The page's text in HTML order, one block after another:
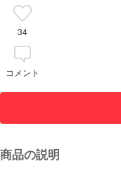
34
コメント
商品の説明